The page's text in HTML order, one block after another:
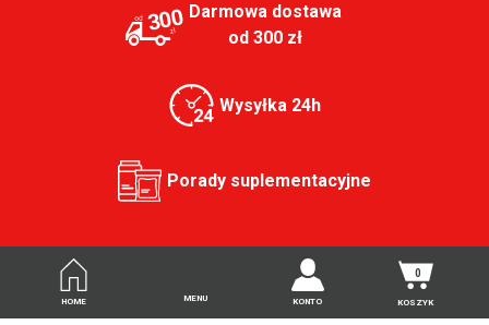
HOME MENU KONTO
0
KOSZYK
300 Darmowa dostawa
od 300 zł
Wysyłka 24h
Porady suplementacyjne